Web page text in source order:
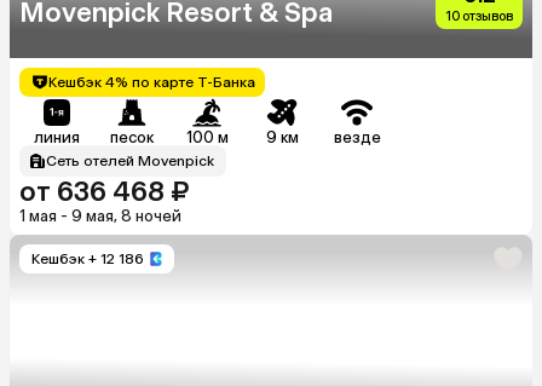
Movenpick Resort & Spa 10 отзывов
Кешбэк 4% по карте Т-Банка
линия песок 100 м 9 км везде
Сеть отелей Movenpick
от 636 468 ₽
1 мая - 9 мая, 8 ночей
Кешбэк + 12 186